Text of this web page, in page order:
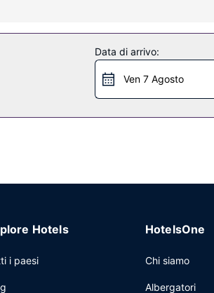
Suites include un minimarket. La colazione
Data di arrivo:
Ven 7 Agosto
Hotels
i paesi
HotelsOne
Chi siamo
Albergatori